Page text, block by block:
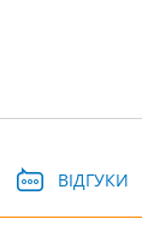
ВІДГУКИ